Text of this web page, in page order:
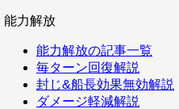
能力解放
能力解放の記事一覧
毎ターン回復解説
封じ&船長効果無効解説
ダメージ軽減解説